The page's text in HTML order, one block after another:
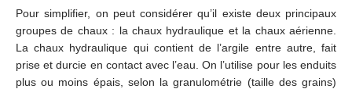
Pour simplifier, on peut considérer qu’il existe deux principaux
groupes de chaux : la chaux hydraulique et la chaux aérienne.
La chaux hydraulique qui contient de l’argile entre autre, fait
prise et durcie en contact avec l’eau. On l’utilise pour les enduits
plus ou moins épais, selon la granulométrie (taille des grains)